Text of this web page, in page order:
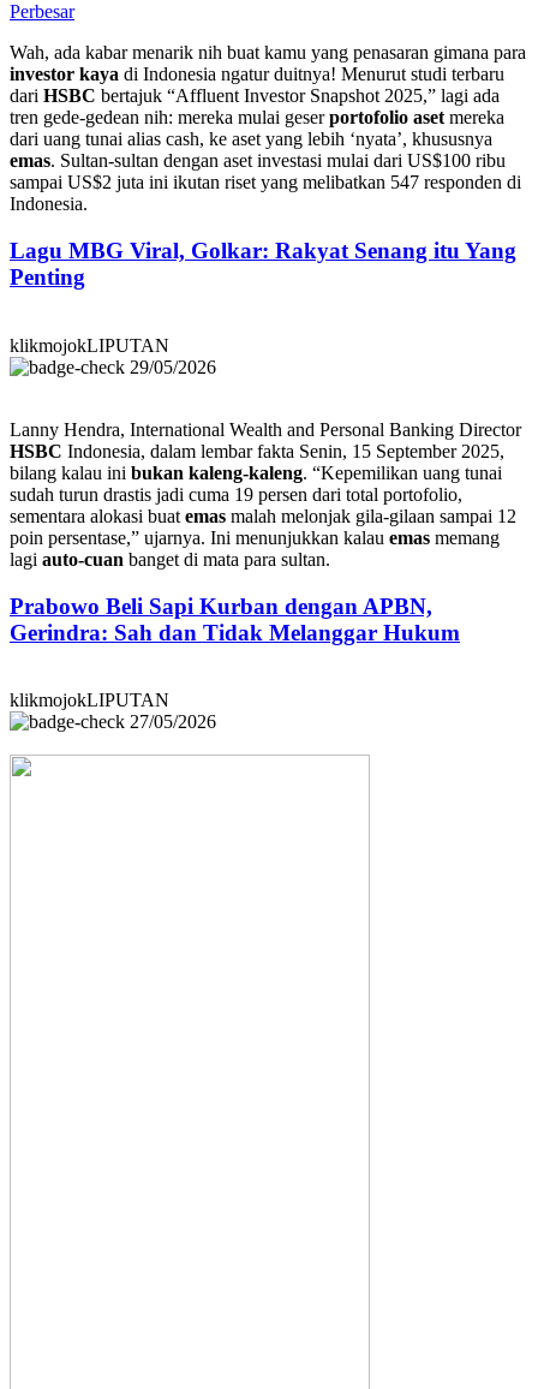
Perbesar
Wah, ada kabar menarik nih buat kamu yang penasaran gimana para
investor kaya di Indonesia ngatur duitnya! Menurut studi terbaru
dari HSBC bertajuk “Affluent Investor Snapshot 2025,” lagi ada
tren gede-gedean nih: mereka mulai geserportofolio asetmereka
dari uang tunai alias cash, ke aset yang lebih ‘nyata’, khususnya
emas. Sultan-sultan dengan aset investasi mulai dari US$100 ribu
sampai US$2 juta ini ikutan riset yang melibatkan 547 responden di
Indonesia.
Lagu MBG Viral, Golkar: Rakyat Senang itu Yang
Penting
klikmojokLIPUTAN
29/05/2026
Lanny Hendra, International Wealth and Personal Banking Director
HSBC Indonesia, dalam lembar fakta Senin, 15 September 2025,
bilang kalau ini bukan kaleng-kaleng. “Kepemilikan uang tunai
sudah turun drastis jadi cuma 19 persen dari total portofolio,
sementara alokasi buat emas malah melonjak gila-gilaan sampai 12
poin persentase,” ujarnya. Ini menunjukkan kalau emas memang
lagi auto-cuan banget di mata para sultan.
Prabowo Beli Sapi Kurban dengan APBN,
Gerindra: Sah dan Tidak Melanggar Hukum
klikmojokLIPUTAN
27/05/2026